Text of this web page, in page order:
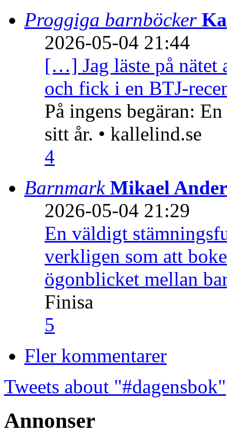
Proggiga barnböcker
2026-05-04 21:44
[…] Jag läste på nätet
och fick i en BTJ-
På ingens begäran:
sitt år. • kallelind.se
4
Barnmark Mikael
2026-05-04 21:29
En väldigt
verkligen som att
ögonblicket mellan
Finisa
5
Fler kommentarer
Tweets about "#dagensbok"
Annonser